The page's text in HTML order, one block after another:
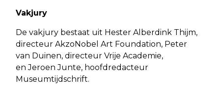
Vakjury
De vakjury bestaat uit Hester Alberdink Thijm,
directeur AkzoNobel Art Foundation, Peter
van Duinen, directeur Vrije Academie,
en Jeroen Junte, hoofdredacteur
Museumtijdschrift.